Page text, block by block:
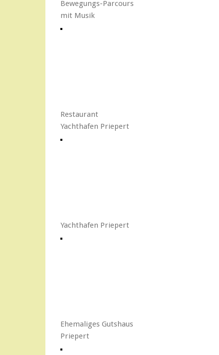
Bewegungs-Parcours
mit Musik
Restaurant
Yachthafen Priepert
Yachthafen Priepert
Ehemaliges Gutshaus
Priepert